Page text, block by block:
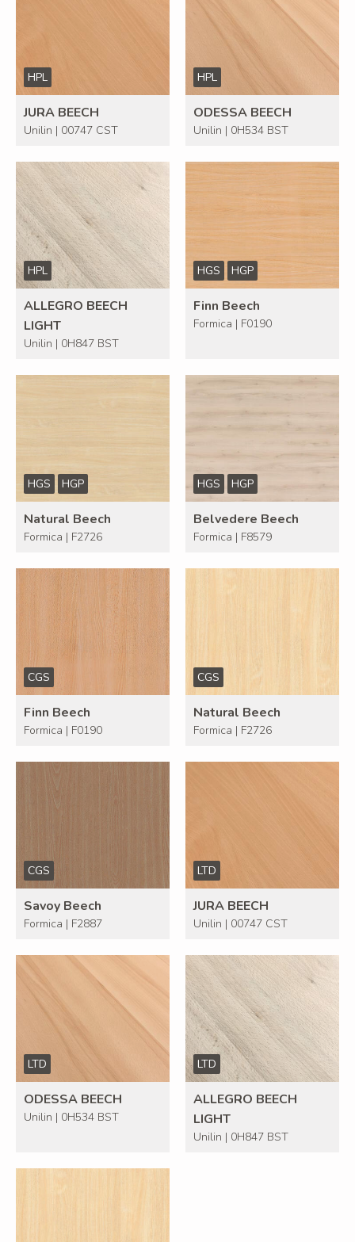
HPL
JURA BEECH
Unilin | 00747 CST
HPL
ODESSA BEECH
Unilin | 0H534 BST
HPL
ALLEGRO BEECH
LIGHT
Unilin | 0H847 BST
HGS HGP
Finn Beech
Formica | F0190
HGS HGP
Natural Beech
Formica | F2726
HGS HGP
Belvedere Beech
Formica | F8579
CGS
Finn Beech
Formica | F0190
CGS
Natural Beech
Formica | F2726
CGS
Savoy Beech
Formica | F2887
LTD
JURA BEECH
Unilin | 00747 CST
LTD
ODESSA BEECH
Unilin | 0H534 BST
LTD
ALLEGRO BEECH
LIGHT
Unilin | 0H847 BST